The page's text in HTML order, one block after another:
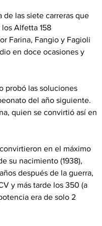
de las siete carreras que
Alfetta 158
Farina, Fangio y Fagioli
en doce ocasiones y
probó las soluciones
del año siguiente.
quien se convirtió así en
en el máximo
su nacimiento (1938),
después de la guerra,
y más tarde los 350 (a
era de solo 2